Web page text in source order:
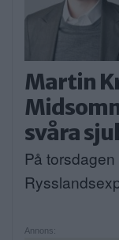
Martin
svåra
På
Annons: